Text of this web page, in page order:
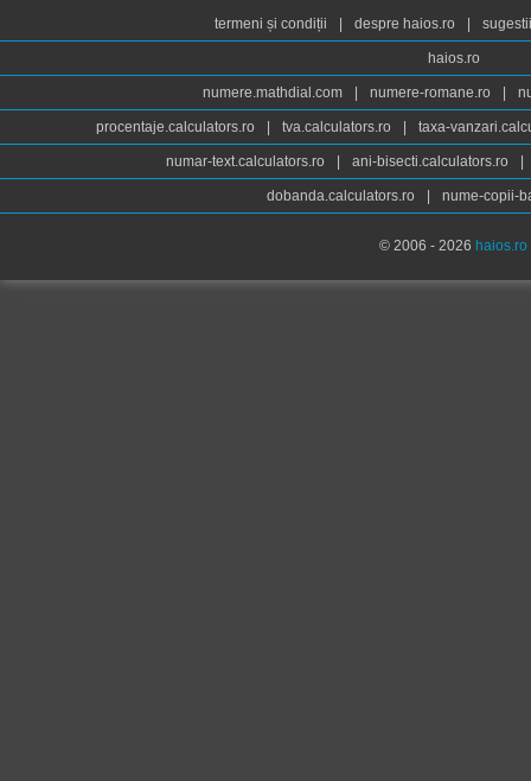
termeni și condiții
despre haios.ro
haios.ro
numere.mathdial.com numere-romane.ro
procentaje.calculators.ro tva.calculators.ro taxa-
numar-text.calculators.ro ani-bisecti.calculators.ro
dobanda.calculators.ro nume-copii-
© 2006 - 2026 haios.ro